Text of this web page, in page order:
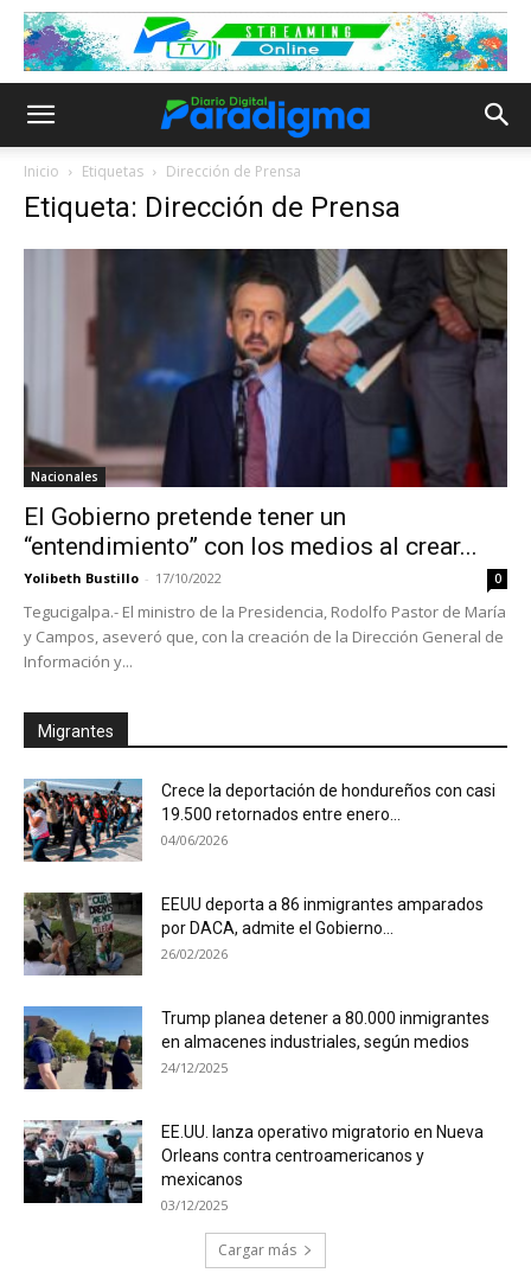
Inicio Etiquetas Dirección de Prensa
Etiqueta: Dirección de Prensa
Nacionales
El Gobierno pretende tener un
“entendimiento” con los medios al crear...
Yolibeth Bustillo - 17/10/2022 0
Tegucigalpa.- El ministro de la Presidencia, Rodolfo Pastor de María
y Campos, aseveró que, con la creación de la Dirección General de
Información y...
Migrantes
Crece la deportación de hondureños con casi
19.500 retornados entre enero...
04/06/2026
EEUU deporta a 86 inmigrantes amparados
por DACA, admite el Gobierno...
26/02/2026
Trump planea detener a 80.000 inmigrantes
en almacenes industriales, según medios
24/12/2025
EE.UU. lanza operativo migratorio en Nueva
Orleans contra centroamericanos y
mexicanos
03/12/2025
Cargar más